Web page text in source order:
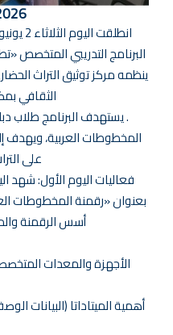
البرنامج التدريبي المتخصص
ينظمه مركز توثيق التراث
الثقافي
. يستهدف البرنامج طلاب
المخطوطات العربية، ويهدف
على
فعاليات اليوم الأول: شهد
بعنوان «رقمنة المخطوطات
أسس الرقمنة
الأجهزة والمعدات
أهمية الميتاداتا (البيانات